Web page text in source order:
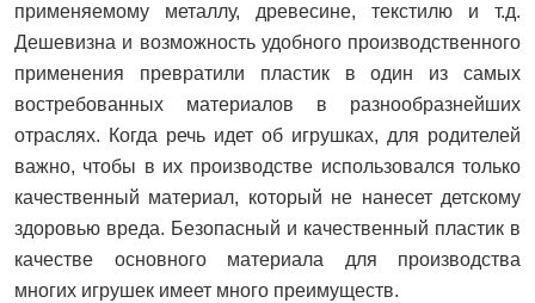
применяемому металлу, древесине, текстилю и т.д.
Дешевизна и возможность удобного производственного
применения превратили пластик в один из самых
востребованных материалов в разнообразнейших
отраслях. Когда речь идет об игрушках, для родителей
важно, чтобы в их производстве использовался только
качественный материал, который не нанесет детскому
здоровью вреда. Безопасный и качественный пластик в
качестве основного материала для производства
многих игрушек имеет много преимуществ.